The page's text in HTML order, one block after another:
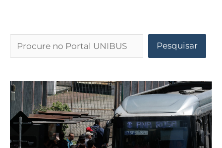
Pesquisar